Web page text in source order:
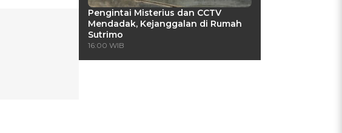
Pengintai Misterius dan CCTV
Mendadak, Kejanggalan di Rumah
Sutrimo
16:00 WIB